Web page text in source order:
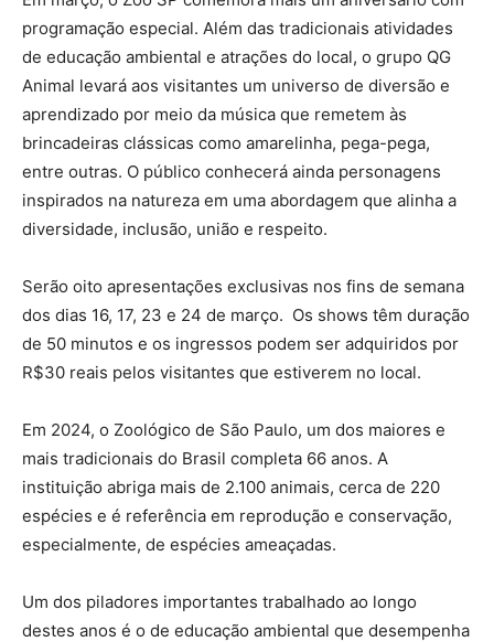
programação especial. Além das tradicionais atividades
de educação ambiental e atrações do local, o grupo QG
Animal levará aos visitantes um universo de diversão e
aprendizado por meio da música que remetem às
brincadeiras clássicas como amarelinha, pega-pega,
entre outras. O público conhecerá ainda personagens
inspirados na natureza em uma abordagem que alinha a
diversidade, inclusão, união e respeito.
Serão oito apresentações exclusivas nos fins de semana
dos dias 16, 17, 23 e 24 de março. Os shows têm duração
de 50 minutos e os ingressos podem ser adquiridos por
R$30 reais pelos visitantes que estiverem no local.
Em 2024, o Zoológico de São Paulo, um dos maiores e
mais tradicionais do Brasil completa 66 anos. A
instituição abriga mais de 2.100 animais, cerca de 220
espécies e é referência em reprodução e conservação,
especialmente, de espécies ameaçadas.
Um dos piladores importantes trabalhado ao longo
destes anos é o de educação ambiental que desempenha